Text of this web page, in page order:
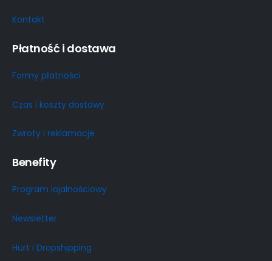
Kontakt
Płatność i dostawa
Formy płatności
Czas i koszty dostawy
Zwroty i reklamacje
Benefity
Program lojalnościowy
Newsletter
Hurt i Dropshipping